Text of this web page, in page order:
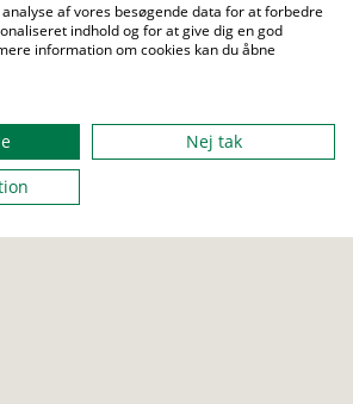
af vores besøgende data for at forbedre
indhold og for at give dig en god
information om cookies kan du åbne
Nej tak